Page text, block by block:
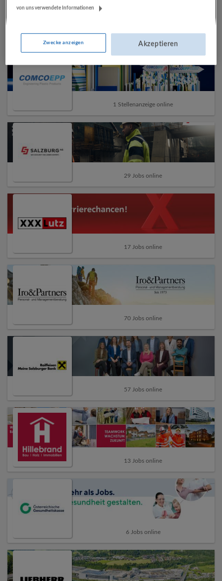
38 Jobs online
1 Stellenanzeige online
29 Jobs online
17 Jobs online
70 Jobs online
57 Jobs online
13 Jobs online
6 Jobs online
von uns verwendete Informationen
Zwecke anzeigen Akzeptieren